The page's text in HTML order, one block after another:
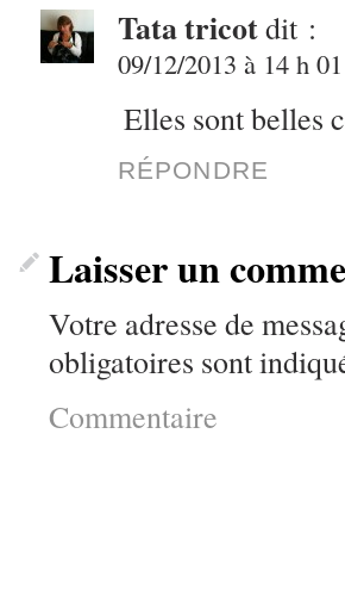
Tata tricotdit :
09/12/2013 à 14 h
Elles sont belles
RÉPONDRE
Laisser un
Votre adresse de
obligatoires sont
Commentaire